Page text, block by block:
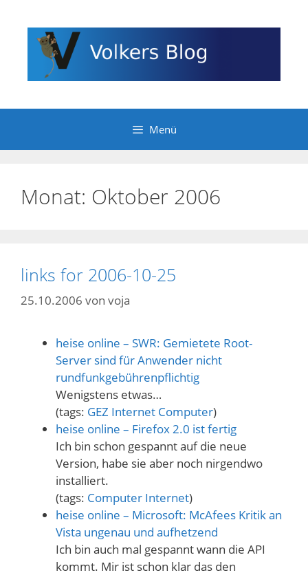
Inhalt
springen
Menü
Monat: Oktober 2006
links for 2006-10-25
25.10.2006 von voja
heise online – SWR: Gemietete Root-
Server sind für Anwender nicht
rundfunkgebührenpflichtig
Wenigstens etwas…
(tags: GEZ Internet Computer)
heise online – Firefox 2.0 ist fertig
Ich bin schon gespannt auf die neue
Version, habe sie aber noch nirgendwo
installiert.
(tags: Computer Internet)
heise online – Microsoft: McAfees Kritik an
Vista ungenau und aufhetzend
Ich bin auch mal gespannt wann die API
kommt. Mir ist schon klar das den